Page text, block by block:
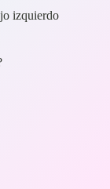
izquierdo